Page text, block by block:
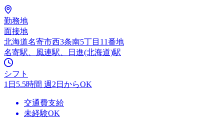
勤務地
面接地
北海道名寄市西3条南5丁目11番地
名寄駅、風連駅、日進(北海道)駅
シフト
1日5.5時間 週2日からOK
交通費支給
未経験OK